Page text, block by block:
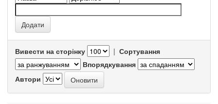
Вивести на сторінку | Сортування
Впорядкування
Автори